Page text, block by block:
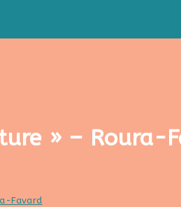
» – Roura-
Favard